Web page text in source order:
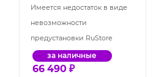
жёлтый цитрус (MHFE4)
Имеется недостаток в виде
невозможности
предустановки RuStore
за наличные
66 490 ₽